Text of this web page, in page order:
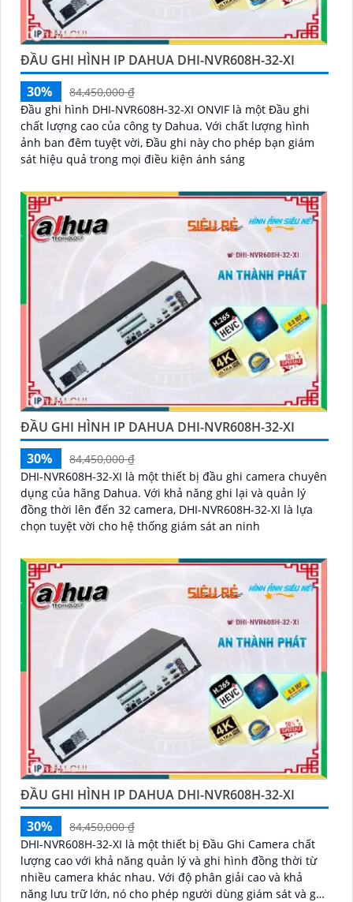
ĐẦU GHI HÌNH IP DAHUA DHI-NVR608H-32-XI
30%
84,450,000 ₫
Đầu ghi hình DHI-NVR608H-32-XI ONVIF là một Đầu ghi
chất lượng cao của công ty Dahua. Với chất lượng hình
ảnh ban đêm tuyệt vời, Đầu ghi này cho phép bạn giám
sát hiệu quả trong mọi điều kiện ánh sáng
ĐẦU GHI HÌNH IP DAHUA DHI-NVR608H-32-XI
30%
84,450,000 ₫
DHI-NVR608H-32-XI là một thiết bị đầu ghi camera chuyên
dụng của hãng Dahua. Với khả năng ghi lại và quản lý
đồng thời lên đến 32 camera, DHI-NVR608H-32-XI là lựa
chọn tuyệt vời cho hệ thống giám sát an ninh
ĐẦU GHI HÌNH IP DAHUA DHI-NVR608H-32-XI
30%
84,450,000 ₫
DHI-NVR608H-32-XI là một thiết bị Đầu Ghi Camera chất
lượng cao với khả năng quản lý và ghi hình đồng thời từ
nhiều camera khác nhau. Với độ phân giải cao và khả
năng lưu trữ lớn, nó cho phép người dùng giám sát và ghi